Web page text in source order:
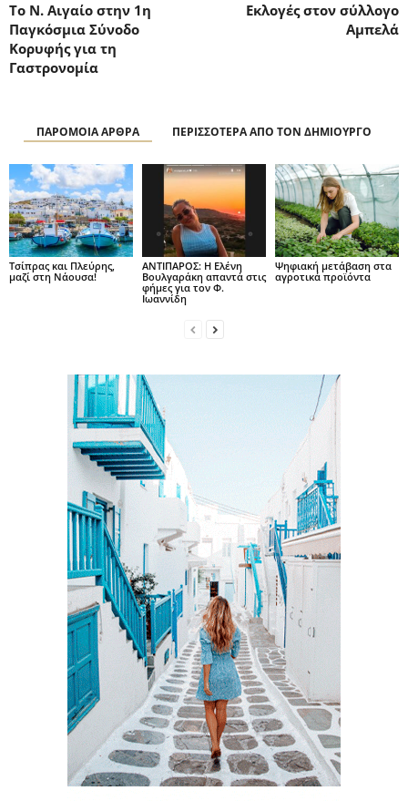
Το Ν. Αιγαίο στην 1η
Παγκόσμια Σύνοδο
Κορυφής για τη
Γαστρονομία
Εκλογές στον σύλλογο
Αμπελά
ΠΑΡΟΜΟΙΑ ΑΡΘΡΑ ΠΕΡΙΣΣΟΤΕΡΑ ΑΠΟ ΤΟΝ ΔΗΜΙΟΥΡΓΟ
Τσίπρας και Πλεύρης,
μαζί στη Νάουσα!
ΑΝΤΙΠΑΡΟΣ: Η Ελένη
Βουλγαράκη απαντά στις
φήμες για τον Φ.
Ιωαννίδη
Ψηφιακή μετάβαση στα
αγροτικά προϊόντα